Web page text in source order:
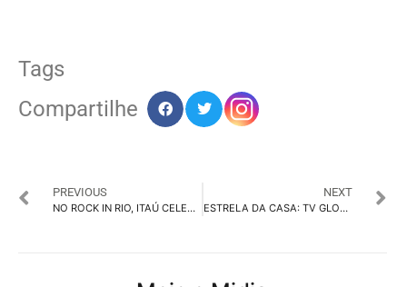
Tags
Compartilhe
PREVIOUS
NO ROCK IN RIO, ITAÚ CELEBRA OS 100 ANOS COM TRIBUTO À CULTURA BRASILEIRA
NEXT
ESTRELA DA CASA: TV GLOBO ERRA NA ESCOLHA DE PARTICIPANTES DE NOVO REALITY SHOW?